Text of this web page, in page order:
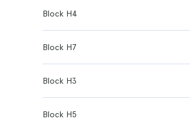
Block H4
Block H7
Block H3
Block H5